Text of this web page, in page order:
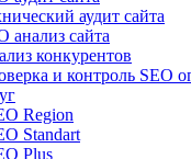
аудит сайта
анализ сайта
конкурентов
и контроль SEO
Region
Standart
Plus